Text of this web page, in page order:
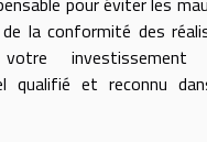
de la conformité des
votre
qualifié et reconnu